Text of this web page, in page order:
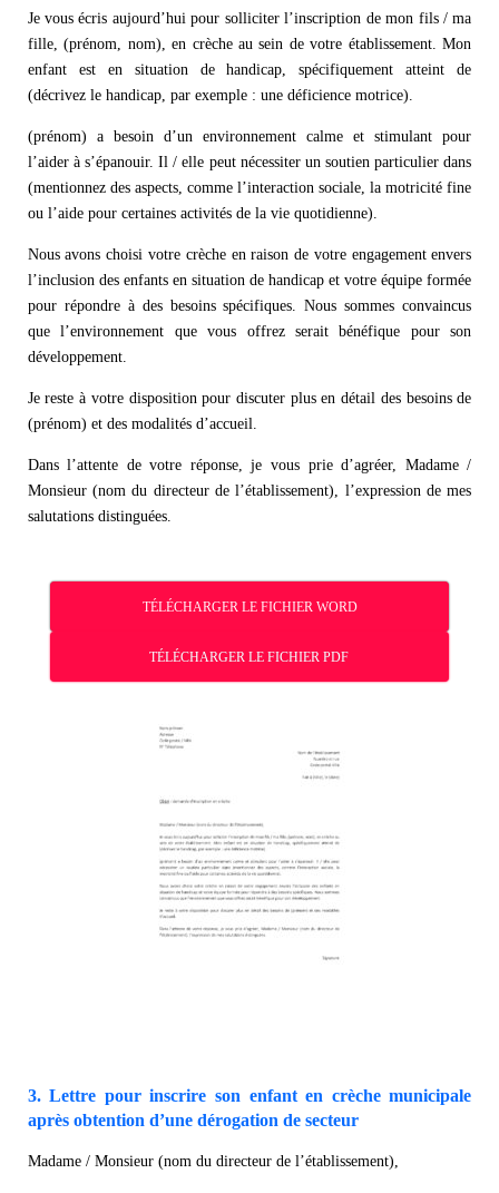
Je vous écris aujourd’hui pour solliciter l’inscription de mon fils / ma
fille, (prénom, nom), en crèche au sein de votre établissement. Mon
enfant est en situation de handicap, spécifiquement atteint de
(décrivez le handicap, par exemple : une déficience motrice).
(prénom) a besoin d’un environnement calme et stimulant pour
l’aider à s’épanouir. Il / elle peut nécessiter un soutien particulier dans
(mentionnez des aspects, comme l’interaction sociale, la motricité fine
ou l’aide pour certaines activités de la vie quotidienne).
Nous avons choisi votre crèche en raison de votre engagement envers
l’inclusion des enfants en situation de handicap et votre équipe formée
pour répondre à des besoins spécifiques. Nous sommes convaincus
que l’environnement que vous offrez serait bénéfique pour son
développement.
Je reste à votre disposition pour discuter plus en détail des besoins de
(prénom) et des modalités d’accueil.
Dans l’attente de votre réponse, je vous prie d’agréer, Madame /
Monsieur (nom du directeur de l’établissement), l’expression de mes
salutations distinguées.
TÉLÉCHARGER LE FICHIER WORD
TÉLÉCHARGER LE FICHIER PDF
3. Lettre pour inscrire son enfant en crèche municipale
après obtention d’une dérogation de secteur
Madame / Monsieur (nom du directeur de l’établissement),